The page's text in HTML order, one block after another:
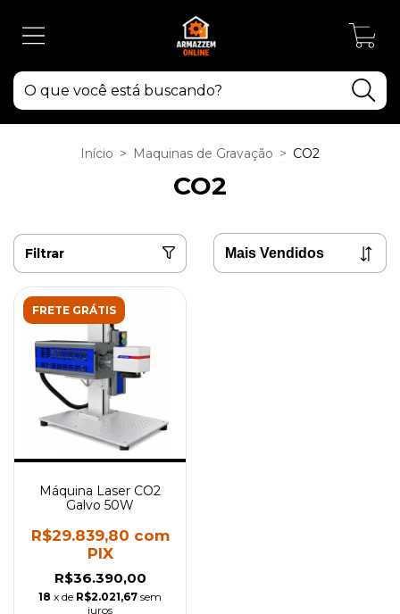
Início > Maquinas de Gravação > CO2
CO2
Filtrar
FRETE GRÁTIS
Máquina Laser CO2
Galvo 50W
R$29.839,80 com
PIX
R$36.390,00
18 x de R$2.021,67 sem
juros